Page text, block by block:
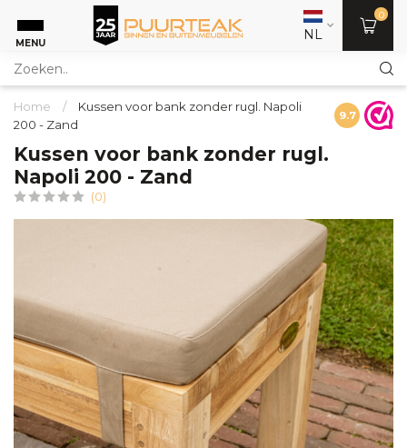
MENU NL
0
Home /
Kussen voor bank zonder rugl. Napoli
200 - Zand
9.7
Kussen voor bank zonder rugl.
Napoli 200 - Zand
(0)